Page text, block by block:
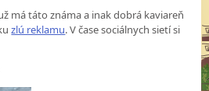
má táto známa a inak dobrá kaviareň
zlú reklamu. V čase sociálnych sietí si